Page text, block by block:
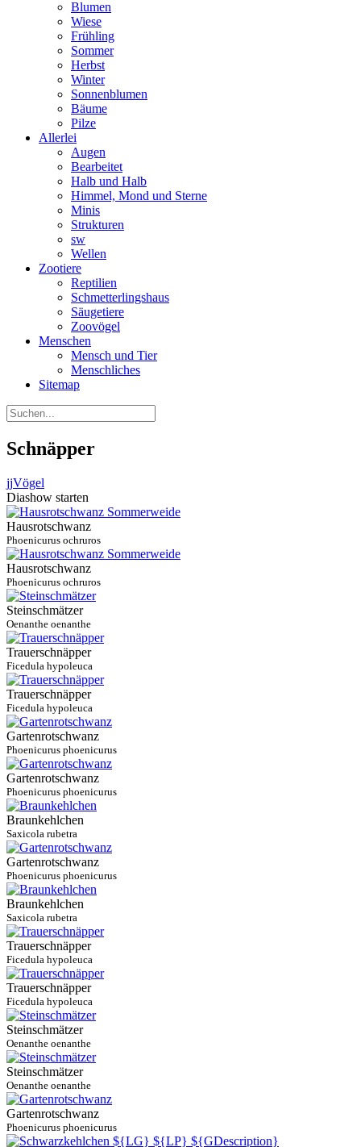
Blumen
Wiese
Frühling
Sommer
Herbst
Winter
Sonnenblumen
Bäume
Pilze
Allerlei
Augen
Bearbeitet
Halb und Halb
Himmel, Mond und Sterne
Minis
Strukturen
sw
Wellen
Zootiere
Reptilien
Schmetterlingshaus
Säugetiere
Zoovögel
Menschen
Mensch und Tier
Menschliches
Sitemap
Schnäpper
jjVögel
Diashow starten
Hausrotschwanz
Phoenicurus ochruros
Hausrotschwanz
Phoenicurus ochruros
Steinschmätzer
Oenanthe oenanthe
Trauerschnäpper
Ficedula hypoleuca
Trauerschnäpper
Ficedula hypoleuca
Gartenrotschwanz
Phoenicurus phoenicurus
Gartenrotschwanz
Phoenicurus phoenicurus
Braunkehlchen
Saxicola rubetra
Gartenrotschwanz
Phoenicurus phoenicurus
Braunkehlchen
Saxicola rubetra
Trauerschnäpper
Ficedula hypoleuca
Trauerschnäpper
Ficedula hypoleuca
Steinschmätzer
Oenanthe oenanthe
Steinschmätzer
Oenanthe oenanthe
Gartenrotschwanz
Phoenicurus phoenicurus